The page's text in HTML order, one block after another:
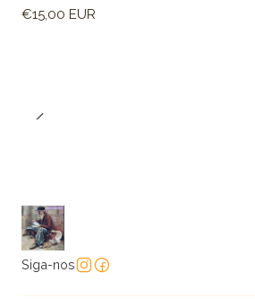
€15,00 EUR
Siga-nos